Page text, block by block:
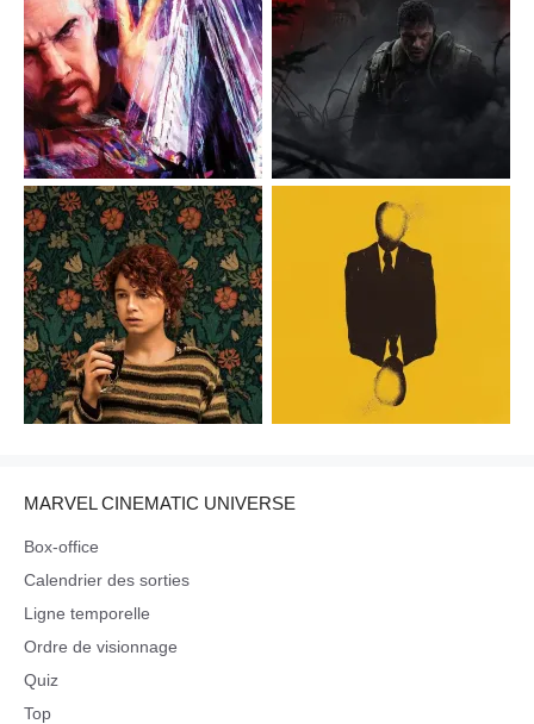
MARVEL CINEMATIC UNIVERSE
Box-office
Calendrier des sorties
Ligne temporelle
Ordre de visionnage
Quiz
Top